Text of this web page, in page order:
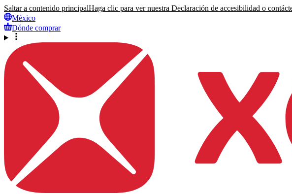
Saltar a contenido principalHaga clic para ver nuestra Declaración de accesibilidad o
México
Dónde comprar